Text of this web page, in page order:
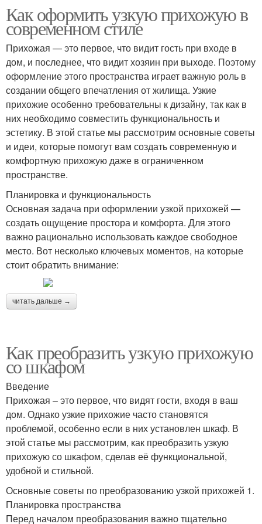
Как оформить узкую прихожую в
современном стиле
Прихожая — это первое, что видит гость при входе в
дом, и последнее, что видит хозяин при выходе. Поэтому
оформление этого пространства играет важную роль в
создании общего впечатления от жилища. Узкие
прихожие особенно требовательны к дизайну, так как в
них необходимо совместить функциональность и
эстетику. В этой статье мы рассмотрим основные советы
и идеи, которые помогут вам создать современную и
комфортную прихожую даже в ограниченном
пространстве.
Планировка и функциональность
Основная задача при оформлении узкой прихожей —
создать ощущение простора и комфорта. Для этого
важно рационально использовать каждое свободное
место. Вот несколько ключевых моментов, на которые
стоит обратить внимание:
читать дальше →
Как преобразить узкую прихожую
со шкафом
Введение
Прихожая – это первое, что видят гости, входя в ваш
дом. Однако узкие прихожие часто становятся
проблемой, особенно если в них установлен шкаф. В
этой статье мы рассмотрим, как преобразить узкую
прихожую со шкафом, сделав её функциональной,
удобной и стильной.
Основные советы по преобразованию узкой прихожей 1.
Планировка пространства
Перед началом преобразования важно тщательно